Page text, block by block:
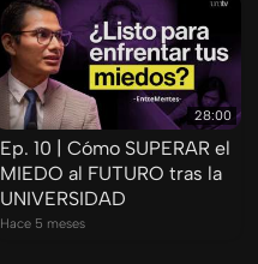
28:00
Ep. 10 | Cómo SUPERAR el
MIEDO al FUTURO tras la
UNIVERSIDAD
Hace 5 meses